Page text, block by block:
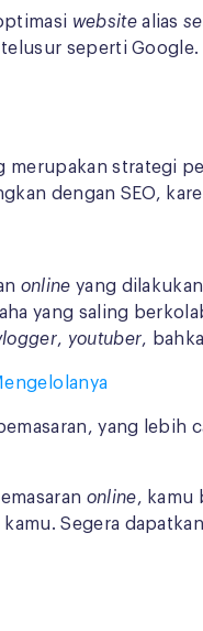
websitealias
seperti Google.
merupakan strategi
dengan SEO,
online yang
yang saling
, youtuber,
yang lebih
online, kamu
Segera